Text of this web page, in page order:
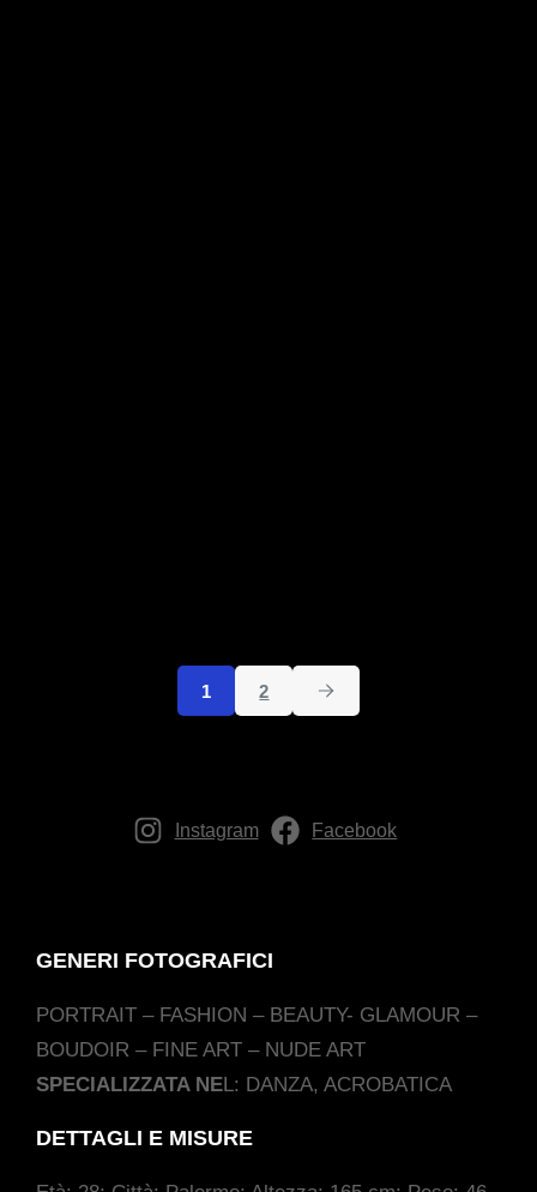
1 2
Instagram Facebook
GENERI FOTOGRAFICI
PORTRAIT – FASHION – BEAUTY- GLAMOUR –
BOUDOIR – FINE ART – NUDE ART
SPECIALIZZATA NEL: DANZA, ACROBATICA
DETTAGLI E MISURE